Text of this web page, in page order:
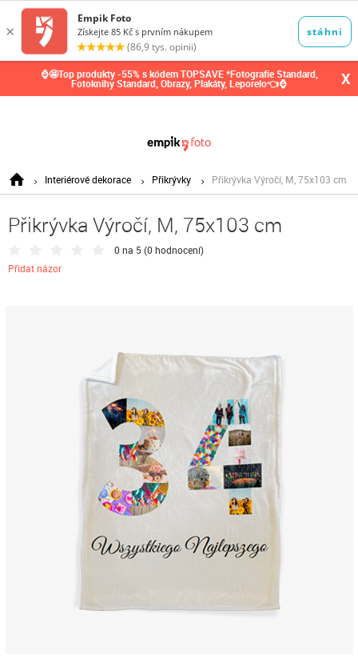
⌚🤩Top produkty -55% s kódem TOPSAVE *Fotografie Standard,
Fotoknihy Standard, Obrazy, Plakáty, Leporelo👈⌚ X
Interiérové dekorace Přikrývky Přikrývka Výročí, M, 75x103 cm
Přikrývka Výročí, M, 75x103 cm
0 na 5 (0 hodnocení)
Přidat názor